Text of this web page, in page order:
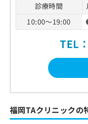
診療時間
10:00～19:00
TEL：
福岡TAクリニックの